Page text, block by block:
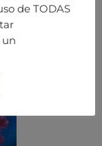
de TODAS
un